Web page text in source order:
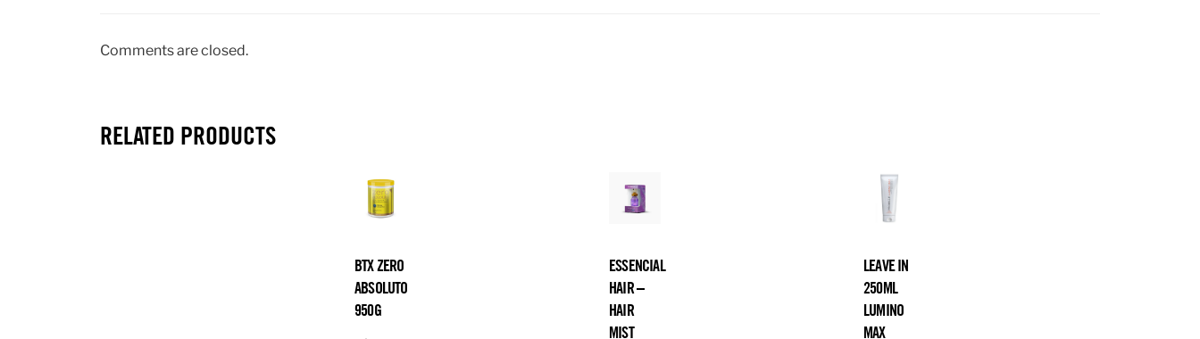
Comments are closed.
RELATED PRODUCTS
BTX ZERO
ABSOLUTO
950G
ESSENCIAL
HAIR –
HAIR
MIST
LEAVE IN
250ML
LUMINO
MAX